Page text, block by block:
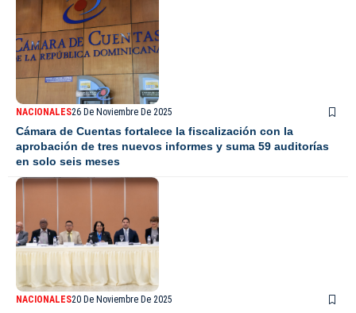
NACIONALES26 De Noviembre De 2025
Cámara de Cuentas fortalece la fiscalización con la
aprobación de tres nuevos informes y suma 59 auditorías
en solo seis meses
NACIONALES20 De Noviembre De 2025